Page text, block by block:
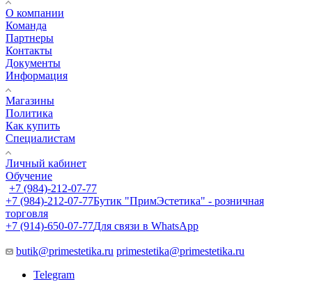
О компании
Команда
Партнеры
Контакты
Документы
Информация
Магазины
Политика
Как купить
Специалистам
Личный кабинет
Обучение
+7 (984)-212-07-77
+7 (984)-212-07-77Бутик "ПримЭстетика" - розничная
торговля
+7 (914)-650-07-77Для связи в WhatsApp
butik@primestetika.ru primestetika@primestetika.ru
Telegram